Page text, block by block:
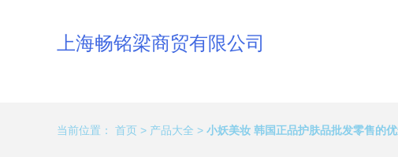
上海畅铭梁商贸有限公司
当前位置： 首页 > 产品大全 > 小妖美妆 韩国正品护肤品批发零售的